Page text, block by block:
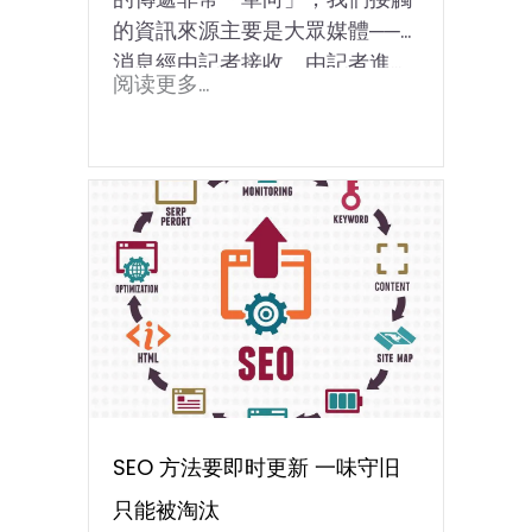
的資訊來源主要是大眾媒體──
消息經由記者接收、由記者進...
阅读更多...
SEO 方法要即时更新 一味守旧
只能被淘汰